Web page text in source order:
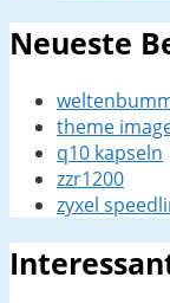
Neueste
theme
q10 kapseln
zzr1200
zyxel